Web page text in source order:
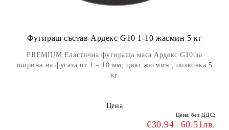
Фугиращ състав Ардекс G10 1-10 жасмин 5 кг
PREMIUM Еластична фугираща маса Ардекс G10 за
ширина на фугата от 1 – 10 мм, цвят жасмин , опаковка 5
кг
Цена
Цена без ДДС:
€30.94 60.51лв.